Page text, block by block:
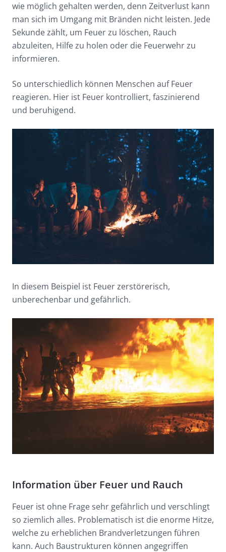
wie möglich gehalten werden, denn Zeitverlust kann
man sich im Umgang mit Bränden nicht leisten. Jede
Sekunde zählt, um Feuer zu löschen, Rauch
abzuleiten, Hilfe zu holen oder die Feuerwehr zu
informieren.
So unterschiedlich können Menschen auf Feuer
reagieren. Hier ist Feuer kontrolliert, faszinierend
und beruhigend.
In diesem Beispiel ist Feuer zerstörerisch,
unberechenbar und gefährlich.
Information über Feuer und Rauch
Feuer ist ohne Frage sehr gefährlich und verschlingt
so ziemlich alles. Problematisch ist die enorme Hitze,
welche zu erheblichen Brandverletzungen führen
kann. Auch Baustrukturen können angegriffen